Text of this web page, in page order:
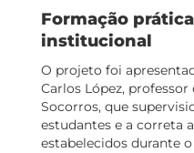
Formação
institucional
O projeto foi
Carlos López,
Socorros, que
estudantes e a correta
estabelecidos durante